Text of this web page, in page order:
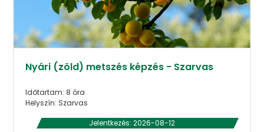
Nyári (zöld) metszés képzés - Szarvas
Időtartam: 8 óra
Helyszín: Szarvas
Jelentkezés: 2026-08-12